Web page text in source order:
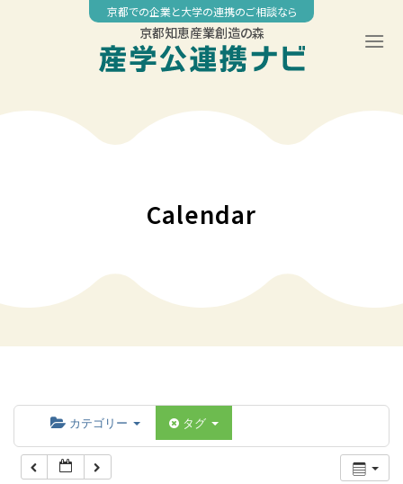
京都での企業と大学の連携のご相談なら
京都知恵産業創造の森
Calendar
カテゴリー タグ
04:00
07:00